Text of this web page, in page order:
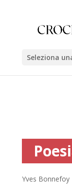
Seleziona
Yves Bonnefoy